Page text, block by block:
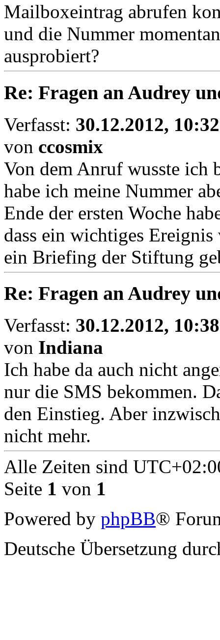
Mailboxeintrag abrufen
und die Nummer
ausprobiert?
Re: Fragen an Audrey
Verfasst: 30.12.2012, 10:32
von ccosmix
Von dem Anruf wusste ich
habe ich meine Nummer
Ende der ersten Woche
dass ein wichtiges
ein Briefing der Stiftung
Re: Fragen an Audrey
Verfasst: 30.12.2012, 10:38
von Indiana
Ich habe da auch nicht
nur die SMS bekommen.
den Einstieg. Aber
nicht mehr.
Alle Zeiten sind
Seite 1 von 1
Powered by phpBB®
Deutsche Übersetzung